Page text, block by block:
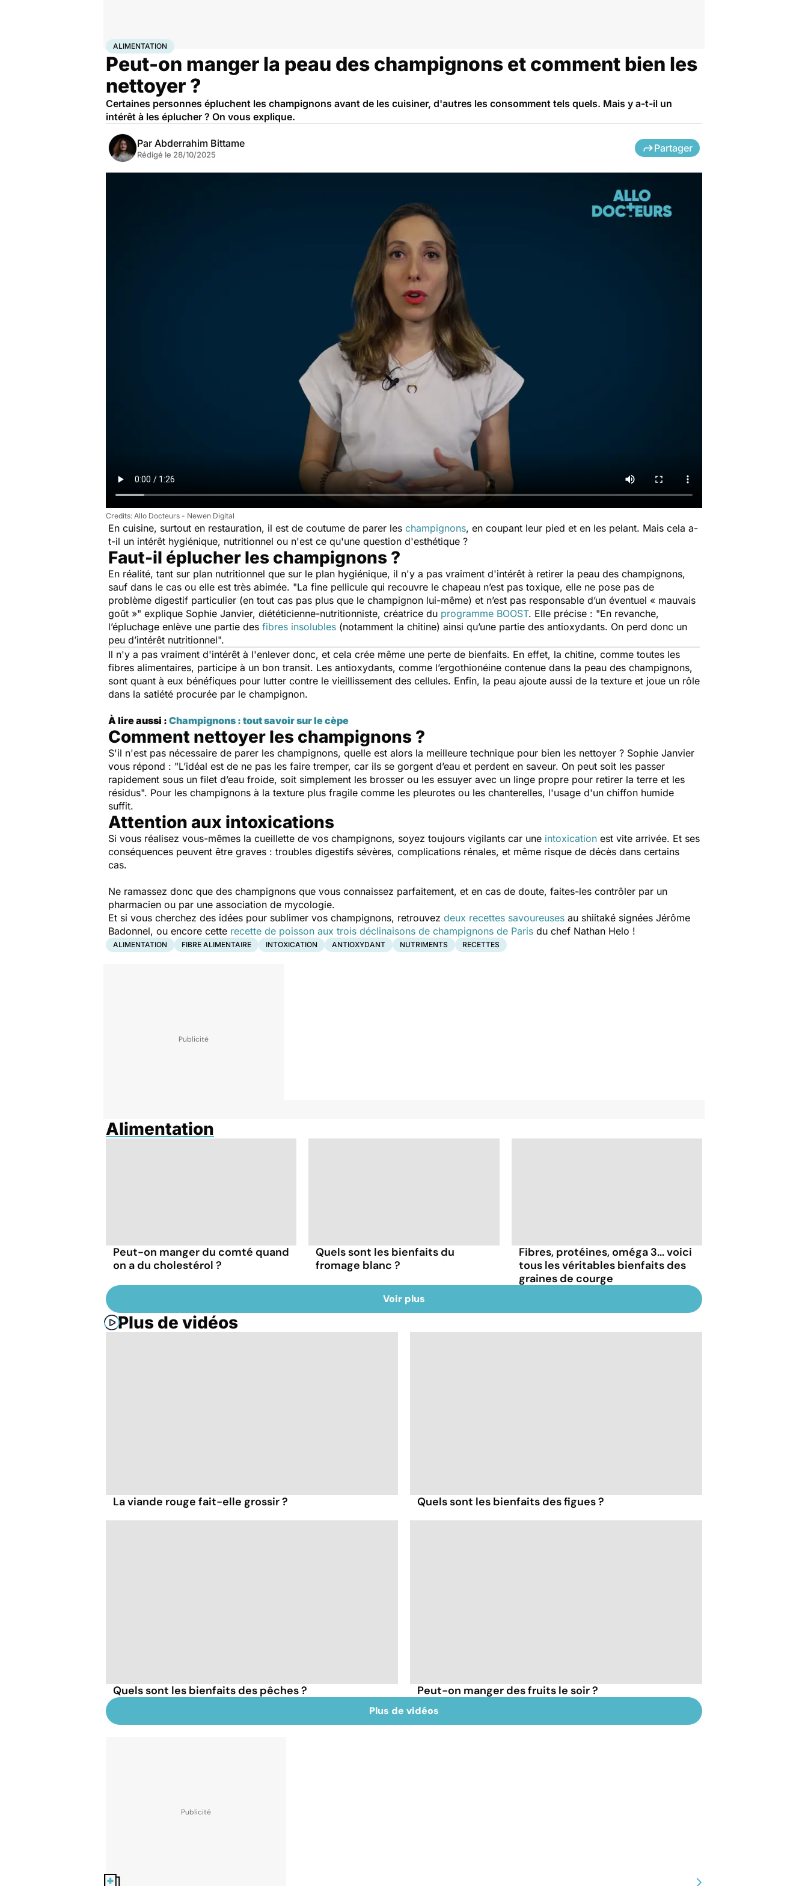
AccueilBien-êtreNutrition
ALIMENTATION
Peut-on manger la peau des champignons et comment bien les
nettoyer ?
Certaines personnes épluchent les champignons avant de les cuisiner, d'autres les consomment tels quels. Mais y a-t-il un
intérêt à les éplucher ? On vous explique.
Par Abderrahim Bittame
Rédigé le 28/10/2025
Partager
Allo Docteurs - Newen Digital
En cuisine, surtout en restauration, il est de coutume de parer les champignons, en coupant leur pied et en les pelant. Mais cela a-
t-il un intérêt hygiénique, nutritionnel ou n'est ce qu'une question d'esthétique ?
Faut-il éplucher les champignons ?
En réalité, tant sur plan nutritionnel que sur le plan hygiénique, il n'y a pas vraiment d'intérêt à retirer la peau des champignons,
sauf dans le cas ou elle est très abimée. "La fine pellicule qui recouvre le chapeau n’est pas toxique, elle ne pose pas de
problème digestif particulier (en tout cas pas plus que le champignon lui-même) et n’est pas responsable d’un éventuel « mauvais
goût »" explique Sophie Janvier, diététicienne-nutritionniste, créatrice du programme BOOST. Elle précise : "En revanche,
l’épluchage enlève une partie des fibres insolubles (notamment la chitine) ainsi qu’une partie des antioxydants. On perd donc un
peu d’intérêt nutritionnel".
Il n'y a pas vraiment d'intérêt à l'enlever donc, et cela crée même une perte de bienfaits. En effet, la chitine, comme toutes les
fibres alimentaires, participe à un bon transit. Les antioxydants, comme l’ergothionéine contenue dans la peau des champignons,
sont quant à eux bénéfiques pour lutter contre le vieillissement des cellules. Enfin, la peau ajoute aussi de la texture et joue un rôle
dans la satiété procurée par le champignon.
À lire aussi : Champignons : tout savoir sur le cèpe
Comment nettoyer les champignons ?
S'il n'est pas nécessaire de parer les champignons, quelle est alors la meilleure technique pour bien les nettoyer ? Sophie Janvier
vous répond : "L’idéal est de ne pas les faire tremper, car ils se gorgent d’eau et perdent en saveur. On peut soit les passer
rapidement sous un filet d’eau froide, soit simplement les brosser ou les essuyer avec un linge propre pour retirer la terre et les
résidus". Pour les champignons à la texture plus fragile comme les pleurotes ou les chanterelles, l'usage d'un chiffon humide
suffit.
Attention aux intoxications
Si vous réalisez vous-mêmes la cueillette de vos champignons, soyez toujours vigilants car une intoxication est vite arrivée. Et ses
conséquences peuvent être graves : troubles digestifs sévères, complications rénales, et même risque de décès dans certains
cas.
Ne ramassez donc que des champignons que vous connaissez parfaitement, et en cas de doute, faites-les contrôler par un
pharmacien ou par une association de mycologie.
Et si vous cherchez des idées pour sublimer vos champignons, retrouvez deux recettes savoureuses au shiitaké signées Jérôme
Badonnel, ou encore cette recette de poisson aux trois déclinaisons de champignons de Paris du chef Nathan Helo !
ALIMENTATION FIBRE ALIMENTAIRE INTOXICATION ANTIOXYDANT NUTRIMENTS RECETTES
Alimentation
Peut-on manger du comté quand
on a du cholestérol ?
Quels sont les bienfaits du
fromage blanc ?
Fibres, protéines, oméga 3... voici
tous les véritables bienfaits des
graines de courge
Voir plus
Plus de vidéos
La viande rouge fait-elle grossir ? Quels sont les bienfaits des figues ?
Quels sont les bienfaits des pêches ? Peut-on manger des fruits le soir ?
Plus de vidéos